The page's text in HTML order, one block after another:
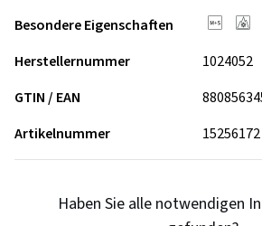
Besondere Eigenschaften
Herstellernummer
1024052
GTIN / EAN
Artikelnummer
15256172
Haben Sie alle notwendigen